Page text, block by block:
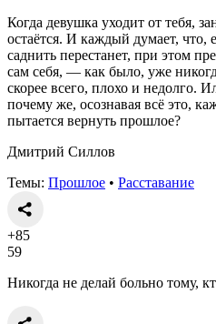
Когда девушка уходит от тебя,
остаётся. И каждый думает, что,
саднить перестанет, при этом
сам себя, — как было, уже
скорее всего, плохо и недолго.
почему же, осознавая всё это,
пытается вернуть прошлое?
Дмитрий Силлов
Темы: Прошлое • Расставание
+85
59
Никогда не делай больно тому,